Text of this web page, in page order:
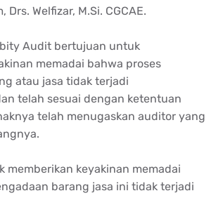
Drs. Welfizar, M.Si. CGCAE.
Audit bertujuan untuk
memadai bahwa proses
atau jasa tidak terjadi
telah sesuai dengan ketentuan
telah menugaskan auditor yang
memberikan keyakinan memadai
barang jasa ini tidak terjadi